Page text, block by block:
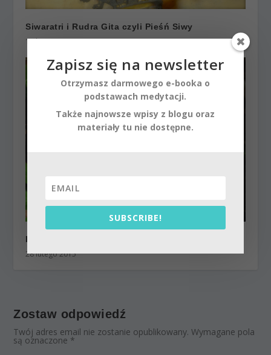
Siwaratri i Rudra Gita czyli Pieśń Siwy
17 lutego 2015
Przypowieść o przeroście wiary nad wiedzą.
28 lutego 2015
Zostaw odpowiedź
Twój adres email nie zostanie opublikowany. Wymagane pola
są oznaczone *
Zapisz się na newsletter
Otrzymasz darmowego e-booka o
podstawach medytacji.
Także najnowsze wpisy z blogu oraz
materiały tu nie dostępne.
SUBSCRIBE!